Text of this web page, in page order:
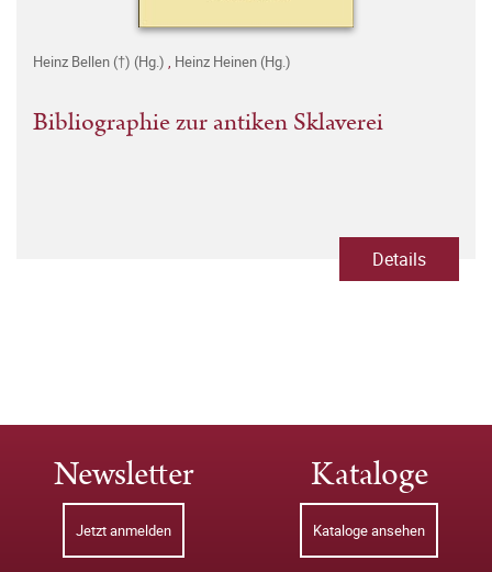
Heinz Bellen (†) (Hg.) , Heinz Heinen (Hg.)
Bibliographie zur antiken Sklaverei
Details
Newsletter
Jetzt anmelden
Kataloge
Kataloge ansehen